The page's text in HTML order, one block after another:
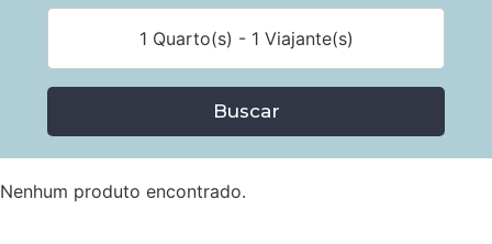
1 Quarto(s) - 1 Viajante(s)
Buscar
Nenhum produto encontrado.